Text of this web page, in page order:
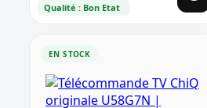
Qualité : Bon Etat
EN STOCK